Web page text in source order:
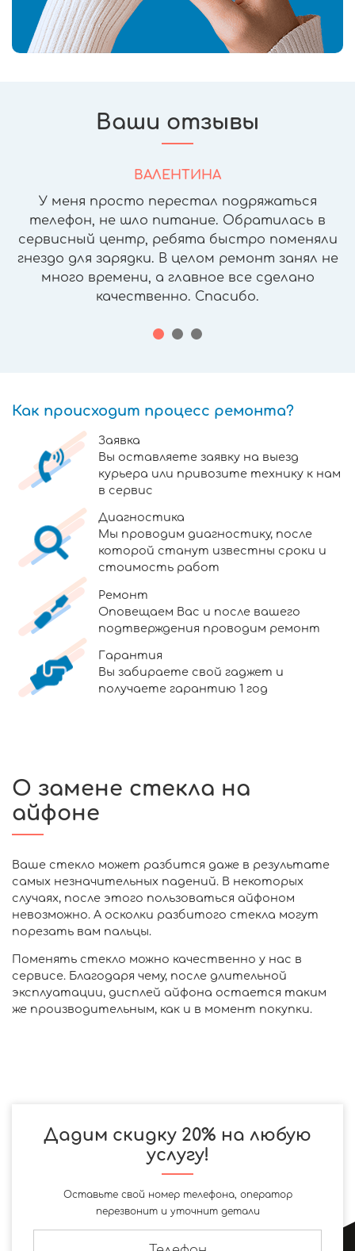
Ваши отзывы
ВАЛЕНТИНА
У меня просто перестал подряжаться
телефон, не шло питание. Обратилась в
сервисный центр, ребята быстро поменяли
гнездо для зарядки. В целом ремонт занял не
много времени, а главное все сделано
качественно. Спасибо.
Как происходит процесс ремонта?
Заявка
Вы оставляете заявку на выезд
курьера или привозите технику к нам
в сервис
Диагностика
Мы проводим диагностику, после
которой станут известны сроки и
стоимость работ
Ремонт
Оповещаем Вас и после вашего
подтверждения проводим ремонт
Гарантия
Вы забираете свой гаджет и
получаете гарантию 1 год
О замене стекла на
айфоне
Ваше стекло может разбится даже в результате
самых незначительных падений. В некоторых
случаях, после этого пользоваться айфоном
невозможно. А осколки разбитого стекла могут
порезать вам пальцы.
Поменять стекло можно качественно у нас в
сервисе. Благодаря чему, после длительной
эксплуатации, дисплей айфона остается таким
же производительным, как и в момент покупки.
Дадим скидку 20% на любую
услугу!
Оставьте свой номер телефона, оператор
перезвонит и уточнит детали